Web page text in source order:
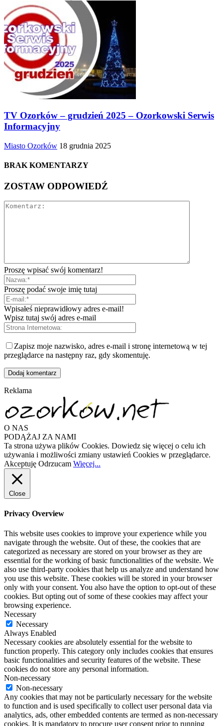
TV Ozorków – grudzień 2025 – Ozorkowski Serwis
Informacyjny
Miasto Ozorków 18 grudnia 2025
BRAK KOMENTARZY
ZOSTAW ODPOWIEDŹ
Proszę wpisać swój komentarz!
Proszę podać swoje imię tutaj
Wpisałeś nieprawidłowy adres e-mail!
Wpisz tutaj swój adres e-mail
Zapisz moje nazwisko, adres e-mail i stronę internetową w tej
przeglądarce na następny raz, gdy skomentuję.
Reklama
O NAS
PODĄŻAJ ZA NAMI
Ta strona używa plików Cookies. Dowiedz się więcej o celu ich
używania i możliwości zmiany ustawień Cookies w przeglądarce.
Akceptuję Odrzucam Więcej...
Close
Privacy Overview
This website uses cookies to improve your experience while you
navigate through the website. Out of these, the cookies that are
categorized as necessary are stored on your browser as they are
essential for the working of basic functionalities of the website. We
also use third-party cookies that help us analyze and understand how
you use this website. These cookies will be stored in your browser
only with your consent. You also have the option to opt-out of these
cookies. But opting out of some of these cookies may affect your
browsing experience.
Necessary
Necessary
Always Enabled
Necessary cookies are absolutely essential for the website to
function properly. This category only includes cookies that ensures
basic functionalities and security features of the website. These
cookies do not store any personal information.
Non-necessary
Non-necessary
Any cookies that may not be particularly necessary for the website
to function and is used specifically to collect user personal data via
analytics, ads, other embedded contents are termed as non-necessary
cookies. It is mandatory to procure user consent prior to running